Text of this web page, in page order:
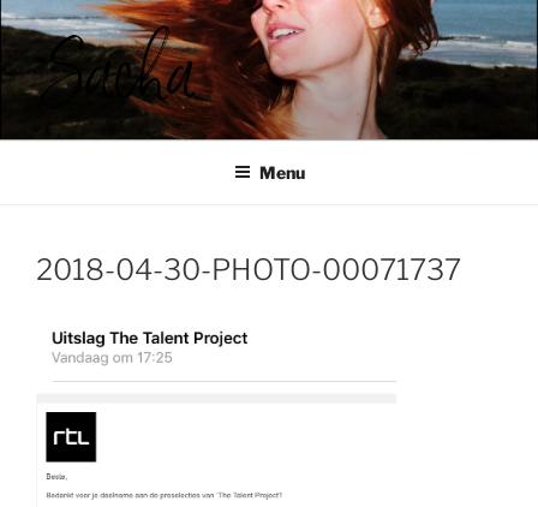
Ga
naar
de
inhoud
SACHA ROOS
Menu
2018-04-30-PHOTO-00071737